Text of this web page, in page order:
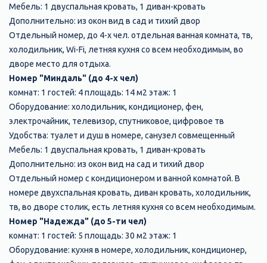
Мебель: 1 двуспальная кровать, 1 диван-кровать
Дополнительно: из окон вид в сад и тихий двор
Отдельный номер, до 4-х чел. отдельная ванная комната, тв,
холодильник, Wi-Fi, летняя кухня со всем необходимым, во
дворе место для отдыха.
Номер "Миндаль" (до 4-х чел)
комнат: 1 гостей: 4 площадь: 14 м2 этаж: 1
Оборудование: холодильник, кондиционер, фен,
электрочайник, телевизор, спутниковое, цифровое тв
Удобства: туалет и душ в номере, санузел совмещенный
Мебель: 1 двуспальная кровать, 1 диван-кровать
Дополнительно: из окон вид на сад и тихий двор
Отдельный номер с кондиционером и ванной комнатой. В
номере двухспальная кровать, диван кровать, холодильник,
тв, во дворе столик, есть летняя кухня со всем необходимым.
Номер "Надежда" (до 5-ти чел)
комнат: 1 гостей: 5 площадь: 30 м2 этаж: 1
Оборудование: кухня в номере, холодильник, кондиционер,